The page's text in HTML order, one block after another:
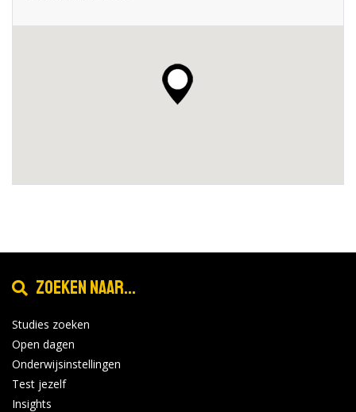
Zoeken naar...
Studies zoeken
Open dagen
Onderwijsinstellingen
Test jezelf
Insights